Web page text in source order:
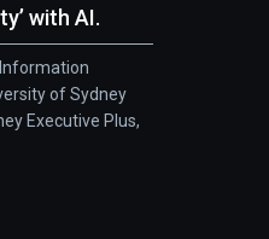
with AI.
of Sydney
Executive Plus,